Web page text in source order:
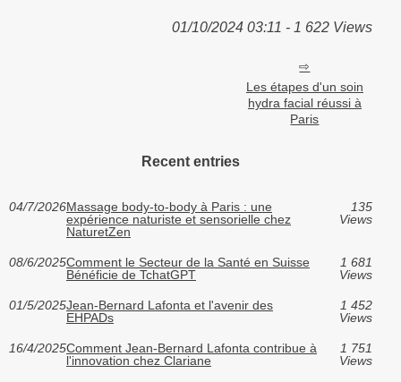
01/10/2024 03:11 - 1 622 Views
Les étapes d'un soin
hydra facial réussi à
Paris
Recent entries
04/7/2026Massage body-to-body à Paris : une
expérience naturiste et sensorielle chez
NaturetZen
135
Views
08/6/2025Comment le Secteur de la Santé en Suisse
Bénéficie de TchatGPT
1 681
Views
01/5/2025Jean-Bernard Lafonta et l'avenir des
EHPADs
1 452
Views
16/4/2025Comment Jean-Bernard Lafonta contribue à
l'innovation chez Clariane
1 751
Views